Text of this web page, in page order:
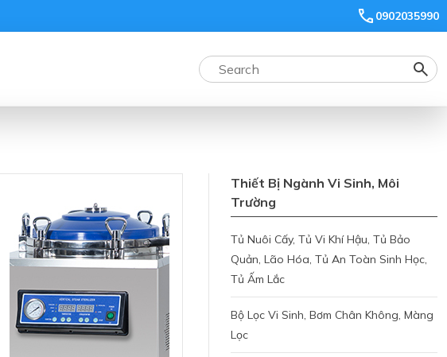
0902035990
Thiết Bị Ngành Vi Sinh, Môi
Trường
Tủ Nuôi Cấy, Tủ Vi Khí Hậu, Tủ Bảo
Quản, Lão Hóa, Tủ An Toàn Sinh Học,
Tủ Ấm Lắc
Bộ Lọc Vi Sinh, Bơm Chân Không, Màng
Lọc